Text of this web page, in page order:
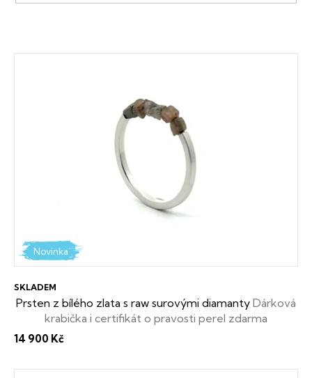
V
d
u
k
t
ů
Novinka
Prsten z bílého zlata s raw surovými diamanty Dárková
krabička i certifikát o pravosti perel zdarma
SKLADEM
14 900 Kč